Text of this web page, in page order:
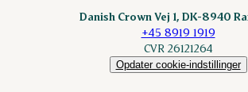
Danish Crown Vej 1, DK-8940
+45 8919 1919
CVR 26121264
Opdater cookie-indstillinger